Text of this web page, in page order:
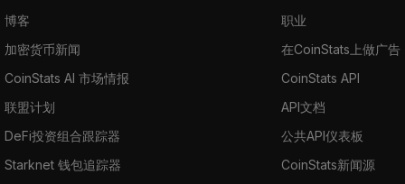
博客
加密货币新闻
CoinStats AI 市场情报
联盟计划
DeFi投资组合跟踪器
Starknet 钱包追踪器
职业
在CoinStats上做广告
CoinStats API
API文档
公共API仪表板
CoinStats新闻源